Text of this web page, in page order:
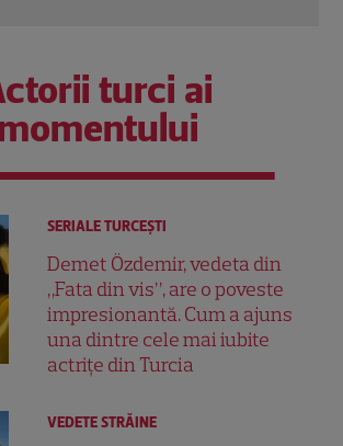
turci ai
SERIALE TURCEŞTI
Demet Özdemir, vedeta din
„Fata din vis”, are o poveste
impresionantă. Cum a ajuns
una dintre cele mai iubite
actrițe din Turcia
VEDETE STRĂINE